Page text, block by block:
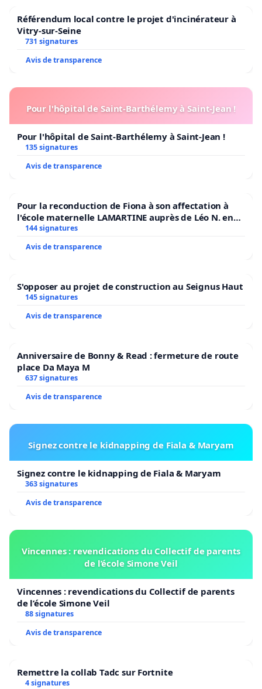
Référendum local contre le projet d'incinérateur à
Vitry-sur-Seine
731 signatures
Avis de transparence
Pour l'hôpital de Saint-Barthélemy à Saint-Jean !
Pour l'hôpital de Saint-Barthélemy à Saint-Jean !
135 signatures
Avis de transparence
Pour la reconduction de Fiona à son affectation à
l'école maternelle LAMARTINE auprès de Léo N. en
2026/2027
144 signatures
Avis de transparence
S'opposer au projet de construction au Seignus Haut
145 signatures
Avis de transparence
Anniversaire de Bonny & Read : fermeture de route
place Da Maya M
637 signatures
Avis de transparence
Signez contre le kidnapping de Fiala & Maryam
Signez contre le kidnapping de Fiala & Maryam
363 signatures
Avis de transparence
Vincennes : revendications du Collectif de parents
de l’école Simone Veil
Vincennes : revendications du Collectif de parents
de l’école Simone Veil
88 signatures
Avis de transparence
Remettre la collab Tadc sur Fortnite
4 signatures